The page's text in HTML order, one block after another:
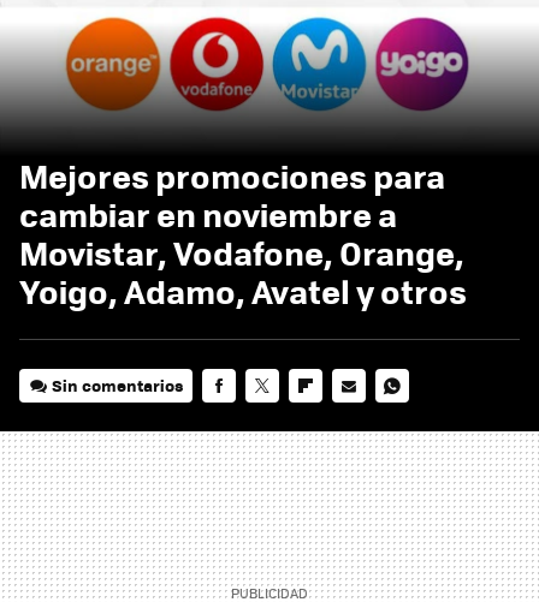
Mejores promociones para
cambiar en noviembre a
Movistar, Vodafone, Orange,
Yoigo, Adamo, Avatel y otros
Sin comentarios
MAIL